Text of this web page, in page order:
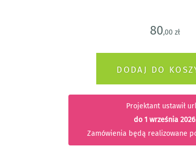
80,00 zł
Projektant ustawił
do 1 września 2026
Zamówienia będą realizowane